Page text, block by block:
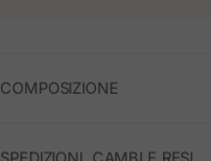
COMPOSIZIONE